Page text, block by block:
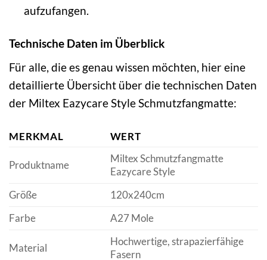
aufzufangen.
Technische Daten im Überblick
Für alle, die es genau wissen möchten, hier eine
detaillierte Übersicht über die technischen Daten
der Miltex Eazycare Style Schmutzfangmatte:
MERKMAL WERT
Produktname
Miltex Schmutzfangmatte
Eazycare Style
Größe
120x240cm
Farbe
A27 Mole
Material
Hochwertige, strapazierfähige
Fasern